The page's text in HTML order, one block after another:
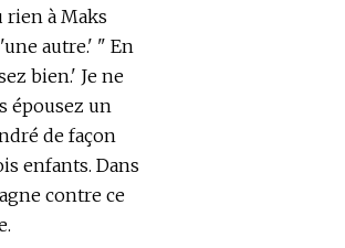
rien à Maks
autre.' " En
bien.' Je ne
épousez un
de façon
enfants. Dans
contre ce